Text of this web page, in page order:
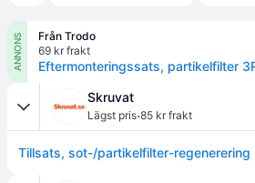
ANNONS
Från Trodo
69 kr frakt
Eftermonteringssats, partikelfilter
Skruvat
Lägst pris·85 kr frakt